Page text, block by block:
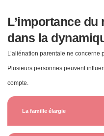
L’importance du
dans la
L’aliénation parentale ne concerne
Plusieurs personnes peuvent
compte.
La famille élargie